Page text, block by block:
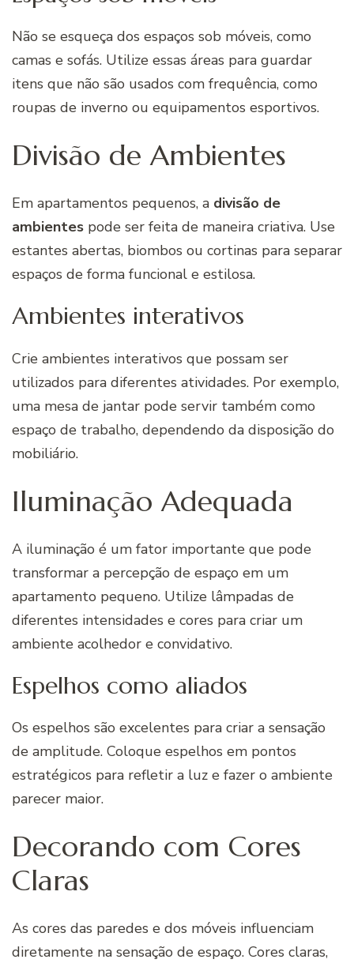
Não se esqueça dos espaços sob móveis, como
camas e sofás. Utilize essas áreas para guardar
itens que não são usados com frequência, como
roupas de inverno ou equipamentos esportivos.
Divisão de Ambientes
Em apartamentos pequenos, a divisão de
ambientes pode ser feita de maneira criativa. Use
estantes abertas, biombos ou cortinas para separar
espaços de forma funcional e estilosa.
Ambientes interativos
Crie ambientes interativos que possam ser
utilizados para diferentes atividades. Por exemplo,
uma mesa de jantar pode servir também como
espaço de trabalho, dependendo da disposição do
mobiliário.
Iluminação Adequada
A iluminação é um fator importante que pode
transformar a percepção de espaço em um
apartamento pequeno. Utilize lâmpadas de
diferentes intensidades e cores para criar um
ambiente acolhedor e convidativo.
Espelhos como aliados
Os espelhos são excelentes para criar a sensação
de amplitude. Coloque espelhos em pontos
estratégicos para refletir a luz e fazer o ambiente
parecer maior.
Decorando com Cores
Claras
As cores das paredes e dos móveis influenciam
diretamente na sensação de espaço. Cores claras,